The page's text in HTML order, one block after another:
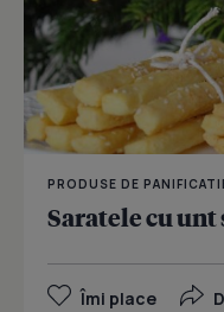
PRODUSE DE
Saratele cu
Îmi place